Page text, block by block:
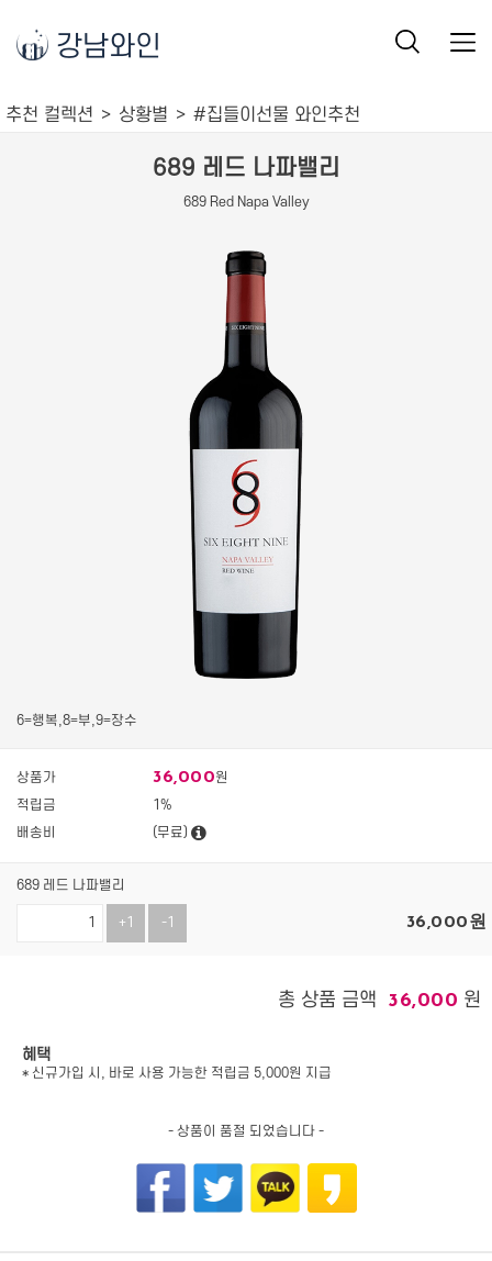
강남와인
추천 컬렉션 상황별 #집들이선물 와인추천
689 레드 나파밸리
689 Red Napa Valley
6=행복,8=부,9=장수
상품가 36,000원
적립금
1%
배송비
(무료)
689 레드 나파밸리
+1 -1 36,000원
총 상품 금액 36,000 원
혜택
* 신규가입 시, 바로 사용 가능한 적립금 5,000원 지급
- 상품이 품절 되었습니다 -